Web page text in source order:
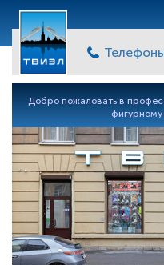
Добро пожаловать в